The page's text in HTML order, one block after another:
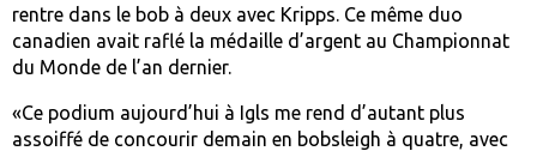
rentre dans le bob à deux avec Kripps. Ce même duo
canadien avait raflé la médaille d’argent au Championnat
du Monde de l’an dernier.
«Ce podium aujourd’hui à Igls me rend d’autant plus
assoiffé de concourir demain en bobsleigh à quatre, avec